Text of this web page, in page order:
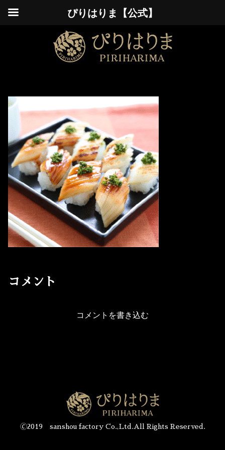
コメント
コメントを書き込む
🄫2019 sanshou factory Co.,Ltd.All Rights Reserved.
ぴりはりま【公式】